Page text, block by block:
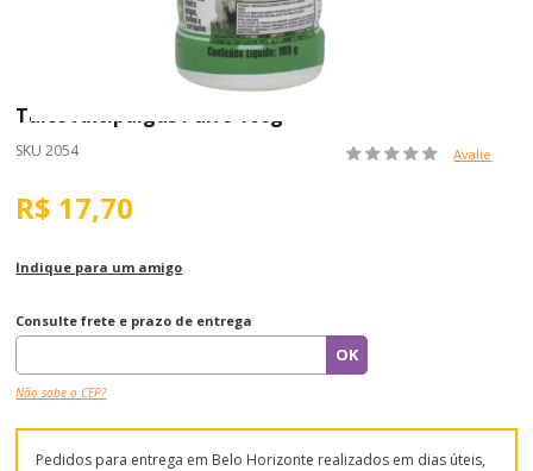
Talco Antipulgas Pulfo 100g
SKU 2054 Avalie
R$ 17,70
Indique para um amigo
Consulte frete e prazo de entrega
Não sabe o CEP?
Pedidos para entrega em Belo Horizonte realizados em dias úteis,